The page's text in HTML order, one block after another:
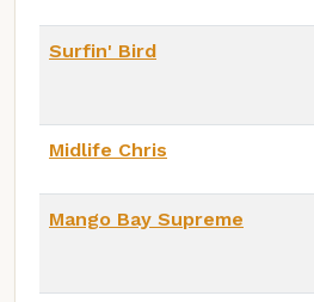
Surfin' Bird
Midlife Chris
Mango Bay Supreme